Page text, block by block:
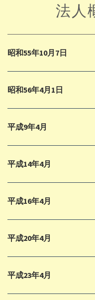
法人
昭和55年10月7日
昭和56年4月1日
平成9年4月
平成14年4月
平成16年4月
平成20年4月
平成23年4月